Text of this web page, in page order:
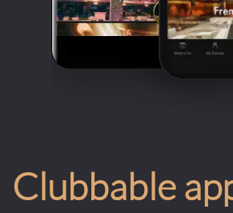
Clubbable